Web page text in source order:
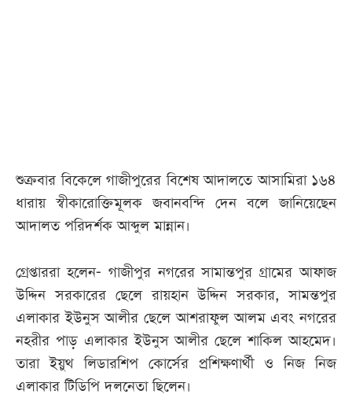
শুক্রবার বিকেলে গাজীপুরের বিশেষ আদালতে আসামিরা ১৬৪
ধারায় স্বীকারোক্তিমূলক জবানবন্দি দেন বলে জানিয়েছেন
আদালত পরিদর্শক আব্দুল মান্নান।
গ্রেপ্তাররা হলেন- গাজীপুর নগরের সামান্তপুর গ্রামের আফাজ
উদ্দিন সরকারের ছেলে রায়হান উদ্দিন সরকার, সামন্তপুর
এলাকার ইউনুস আলীর ছেলে আশরাফুল আলম এবং নগরের
নহরীর পাড় এলাকার ইউনুস আলীর ছেলে শাকিল আহমেদ।
তারা ইয়ুথ লিডারশিপ কোর্সের প্রশিক্ষণার্থী ও নিজ নিজ
এলাকার টিডিপি দলনেতা ছিলেন।